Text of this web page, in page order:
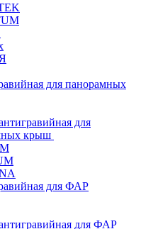
для панорамных
для
крыш
для ФАР
для ФАР